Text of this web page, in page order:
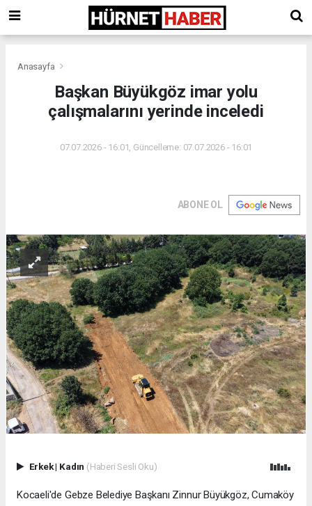
Anasayfa
Başkan Büyükgöz imar yolu
çalışmalarını yerinde inceledi
07.07.2026 - 16:01, Güncelleme: 07.07.2026 - 16:01
ABONE OL
Erkek| Kadın (Haberi Sesli Oku)
Kocaeli'de Gebze Belediye Başkanı Zinnur Büyükgöz, Cumaköy